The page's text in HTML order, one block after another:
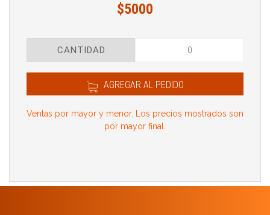
$5000
CANTIDAD
AGREGAR AL PEDIDO
Ventas por mayor y menor. Los precios mostrados son
por mayor final.